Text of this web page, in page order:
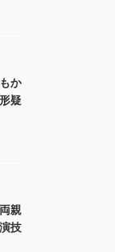
か
疑
親
技